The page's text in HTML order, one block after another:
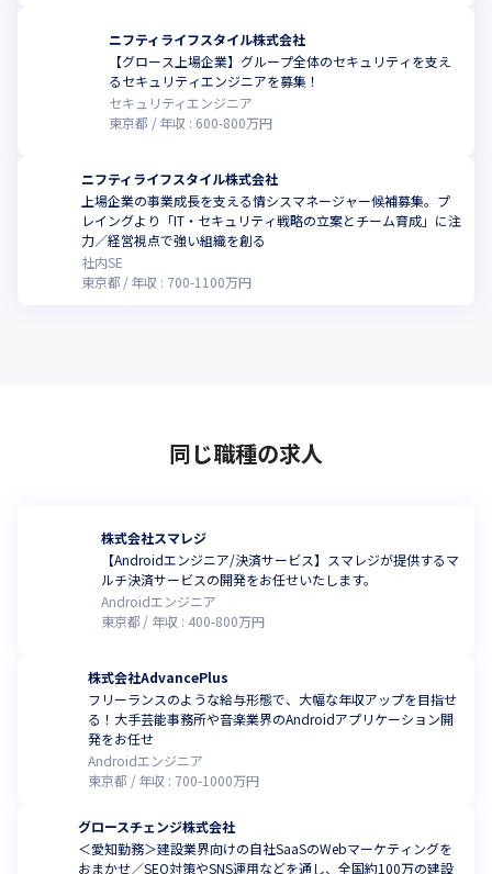
ニフティライフスタイル株式会社
【グロース上場企業】グループ全体のセキュリティを支え
るセキュリティエンジニアを募集！
セキュリティエンジニア
東京都
年収 : 600-800万円
ニフティライフスタイル株式会社
上場企業の事業成長を支える情シスマネージャー候補募集。プ
レイングより「IT・セキュリティ戦略の立案とチーム育成」に注
力／経営視点で強い組織を創る
社内SE
東京都
年収 : 700-1100万円
同じ職種の求人
株式会社スマレジ
【Androidエンジニア/決済サービス】スマレジが提供するマ
ルチ決済サービスの開発をお任せいたします。
Androidエンジニア
東京都
年収 : 400-800万円
株式会社AdvancePlus
フリーランスのような給与形態で、大幅な年収アップを目指せ
る！大手芸能事務所や音楽業界のAndroidアプリケーション開
発をお任せ
Androidエンジニア
東京都
年収 : 700-1000万円
グロースチェンジ株式会社
＜愛知勤務＞建設業界向けの自社SaaSのWebマーケティングを
おまかせ／SEO対策やSNS運用などを通し、全国約100万の建設